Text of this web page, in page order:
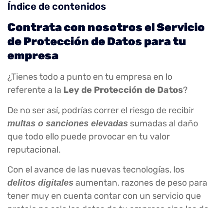
Índice de contenidos
Contrata con nosotros el Servicio
de Protección de Datos para tu
empresa
¿Tienes todo a punto en tu empresa en lo
referente a la Ley de Protección de Datos?
De no ser así, podrías correr el riesgo de recibir
multas o sanciones elevadas sumadas al daño
que todo ello puede provocar en tu valor
reputacional.
Con el avance de las nuevas tecnologías, los
delitos digitales aumentan, razones de peso para
tener muy en cuenta contar con un servicio que